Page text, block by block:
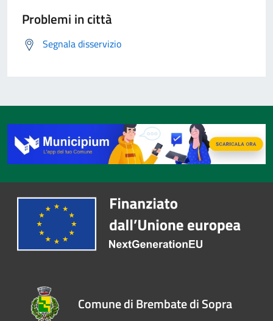
Problemi in città
Segnala disservizio
Comune di Brembate di Sopra